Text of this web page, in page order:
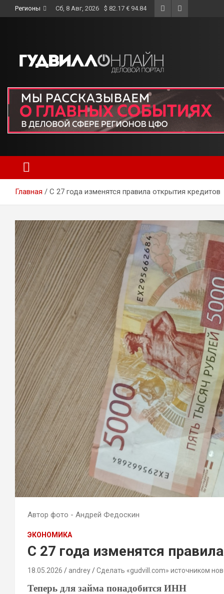
to
Регионы Сб, 8 Авг, 2026 $ 82.17 € 94.84
Главная С 27 года изменятся правила открытия кредитов
Автор фото - Андрей Федоскин
ЭКОНОМИКА
С 27 года изменятся
18.05.2026 andrey Сделать «gudvill.com» источником
Теперь для займа понадобится ИНН